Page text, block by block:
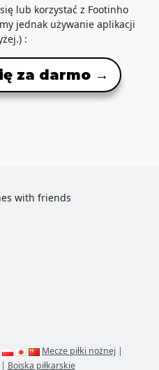
lub korzystać z Footinho
jednak używanie aplikacji
:
za darmo →
with friends
Mecze piłki nożnej |
Boiska piłkarskie